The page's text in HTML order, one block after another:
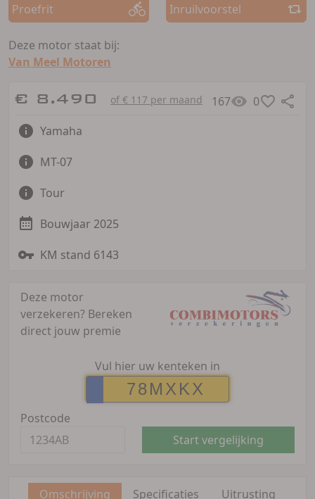
Proefrit Inruilvoorstel
Deze motor staat bij:
Van Meel Motoren
€ 8.490 of € 117 per maand 167
0
Yamaha
MT-07
Tour
Bouwjaar 2025
KM stand 6143
Deze motor
verzekeren? Bereken
direct jouw premie
Vul hier uw kenteken in
Postcode
Start vergelijking
Omschrijving Specificaties
Uitrusting